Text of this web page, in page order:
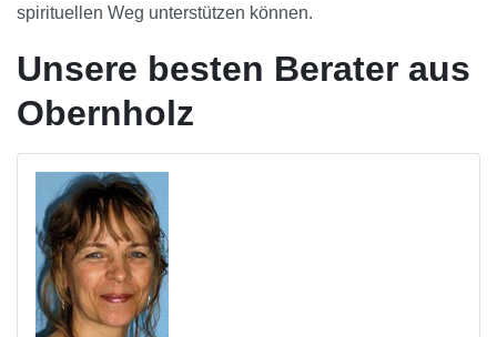
spirituellen Weg unterstützen können.
Unsere besten Berater aus
Obernholz